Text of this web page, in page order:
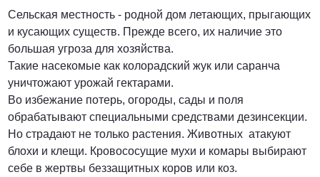
Сельская местность - родной дом летающих, прыгающих
и кусающих существ. Прежде всего, их наличие это
большая угроза для хозяйства.
Такие насекомые как колорадский жук или саранча
уничтожают урожай гектарами.
Во избежание потерь, огороды, сады и поля
обрабатывают специальными средствами дезинсекции.
Но страдают не только растения. Животных атакуют
блохи и клещи. Кровососущие мухи и комары выбирают
себе в жертвы беззащитных коров или коз.